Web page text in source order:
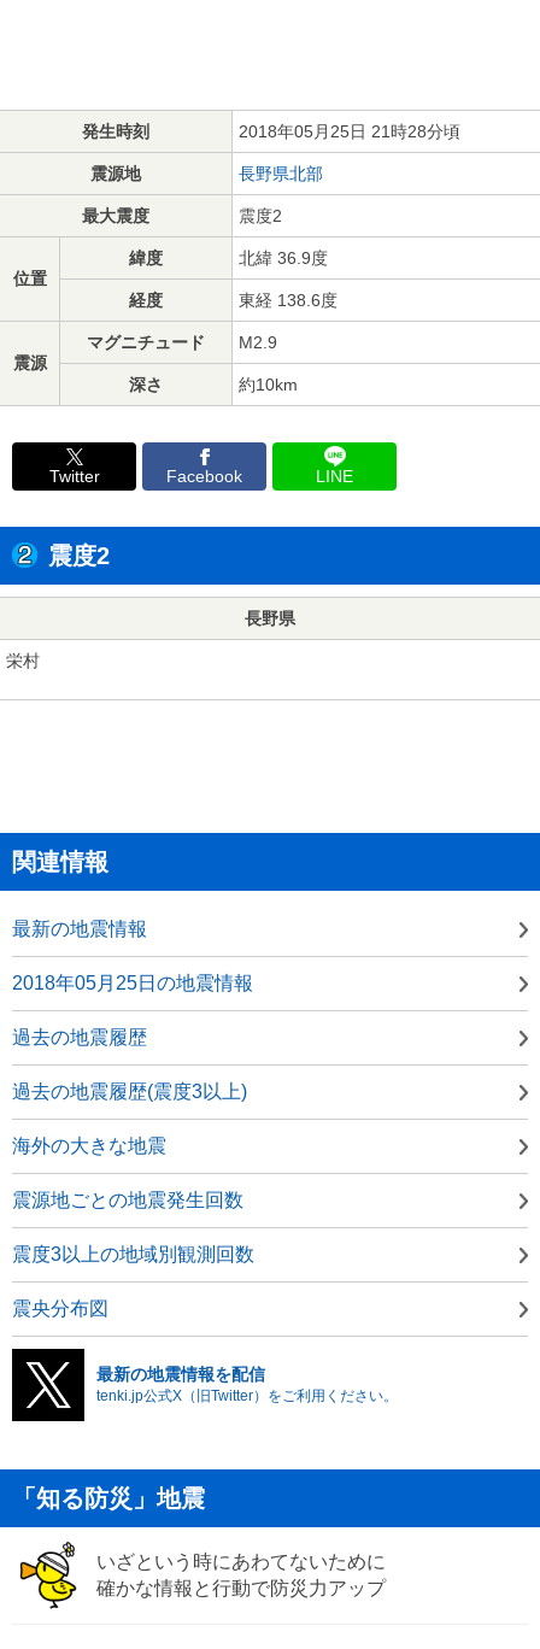
発生時刻 2018年05月25日 21時28分頃
震源地 長野県北部
最大震度 震度2
位置
緯度 北緯 36.9度
経度 東経 138.6度
震源
マグニチュード M2.9
深さ 約10km
Twitter Facebook LINE
震度2
長野県
栄村
関連情報
最新の地震情報
2018年05月25日の地震情報
過去の地震履歴
過去の地震履歴(震度3以上)
海外の大きな地震
震源地ごとの地震発生回数
震度3以上の地域別観測回数
震央分布図
最新の地震情報を配信
tenki.jp公式X（旧Twitter）をご利用ください。
「知る防災」地震
いざという時にあわてないために
確かな情報と行動で防災力アップ